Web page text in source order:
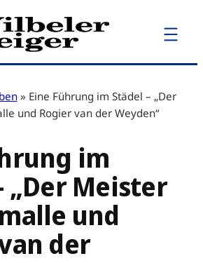
» Eine Führung im Städel – „Der
und Rogier van der Weyden“
im
„Der Meister
und
der